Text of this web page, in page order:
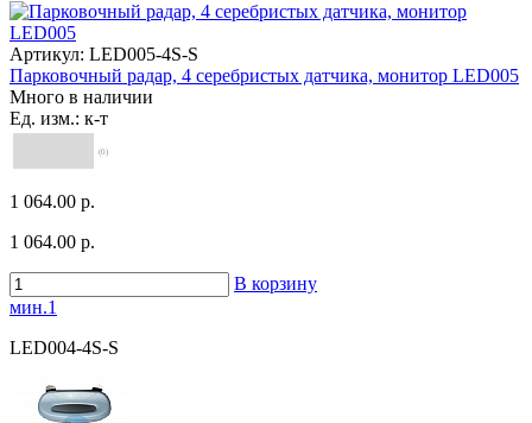
Артикул: LED005-4S-S
Парковочный радар, 4 серебристых датчика, монитор LED005
Много в наличии
Ед. изм.: к-т
(0)
1 064.00 р.
1 064.00 р.
В корзину
мин.1
LED004-4S-S